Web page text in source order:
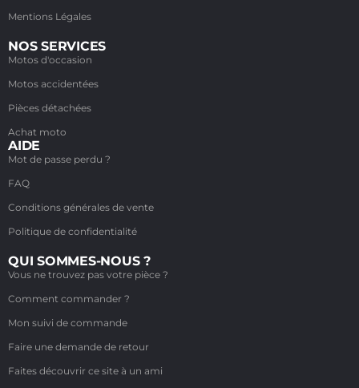
Mentions Légales
NOS SERVICES
Motos d'occasion
Motos accidentées
Pièces détachées
Achat moto
AIDE
Mot de passe perdu ?
FAQ
Conditions générales de vente
Politique de confidentialité
QUI SOMMES-NOUS ?
Vous ne trouvez pas votre pièce ?
Comment commander ?
Mon suivi de commande
Faire une demande de retour
Faites découvrir ce site à un ami